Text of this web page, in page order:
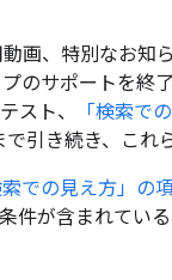
画、特別なお知
のサポートを終
スト、
「検索で
引き続き、これ
索での見え方」の
件が含まれてい